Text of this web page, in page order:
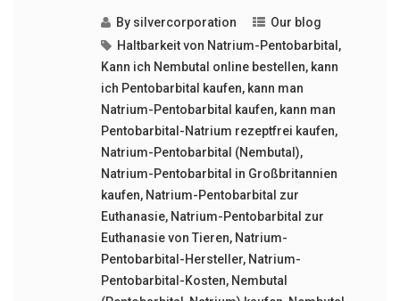
By silvercorporation
Our blog
Haltbarkeit von Natrium-Pentobarbital,
Kann ich Nembutal online bestellen, kann
ich Pentobarbital kaufen, kann man
Natrium-Pentobarbital kaufen, kann man
Pentobarbital-Natrium rezeptfrei kaufen,
Natrium-Pentobarbital (Nembutal),
Natrium-Pentobarbital in Großbritannien
kaufen, Natrium-Pentobarbital zur
Euthanasie, Natrium-Pentobarbital zur
Euthanasie von Tieren, Natrium-
Pentobarbital-Hersteller, Natrium-
Pentobarbital-Kosten, Nembutal